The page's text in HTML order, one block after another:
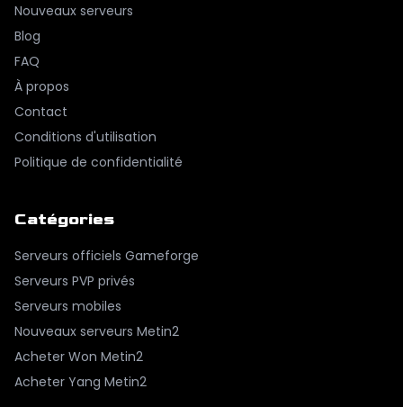
Nouveaux serveurs
Blog
FAQ
À propos
Contact
Conditions d'utilisation
Politique de confidentialité
Catégories
Serveurs officiels Gameforge
Serveurs PVP privés
Serveurs mobiles
Nouveaux serveurs Metin2
Acheter Won Metin2
Acheter Yang Metin2